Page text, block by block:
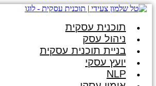
תוכנית עסקית
ניהול עסק
בניית תוכנית עסקית
יועץ עסקי
NLP